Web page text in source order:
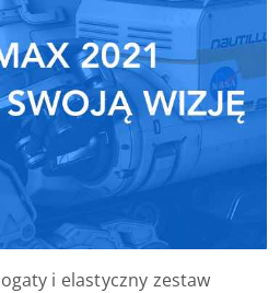
i elastyczny zestaw